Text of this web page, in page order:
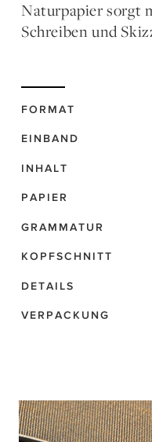
Naturpapier sorgt
Schreiben und
FORMAT
EINBAND
INHALT
PAPIER
GRAMMATUR
KOPFSCHNITT
DETAILS
VERPACKUNG